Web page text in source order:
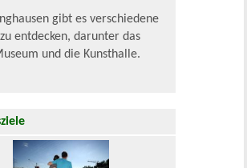
gibt es verschiedene
entdecken, darunter das
und die Kunsthalle.